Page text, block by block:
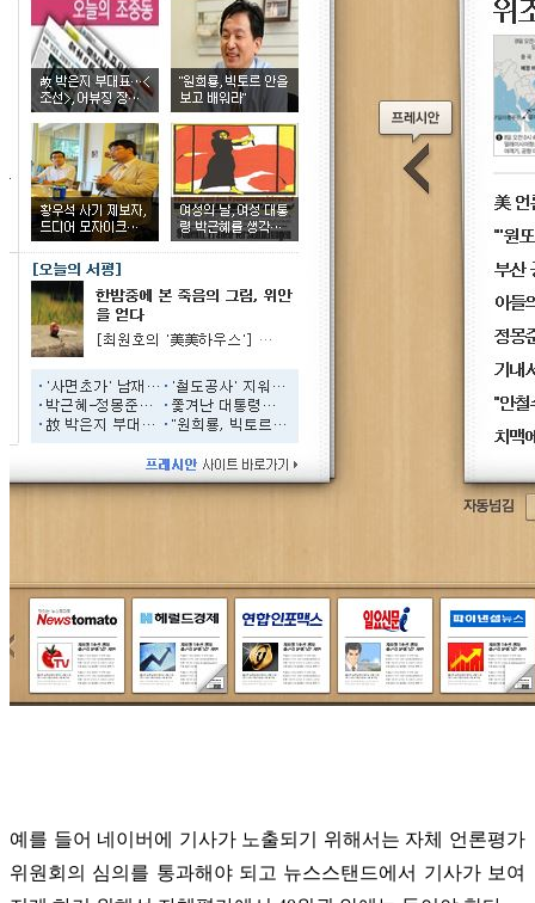
예를 들어 네이버에 기사가 노출되기 위해서는 자체 언론평가
위원회의 심의를 통과해야 되고 뉴스스탠드에서 기사가 보여